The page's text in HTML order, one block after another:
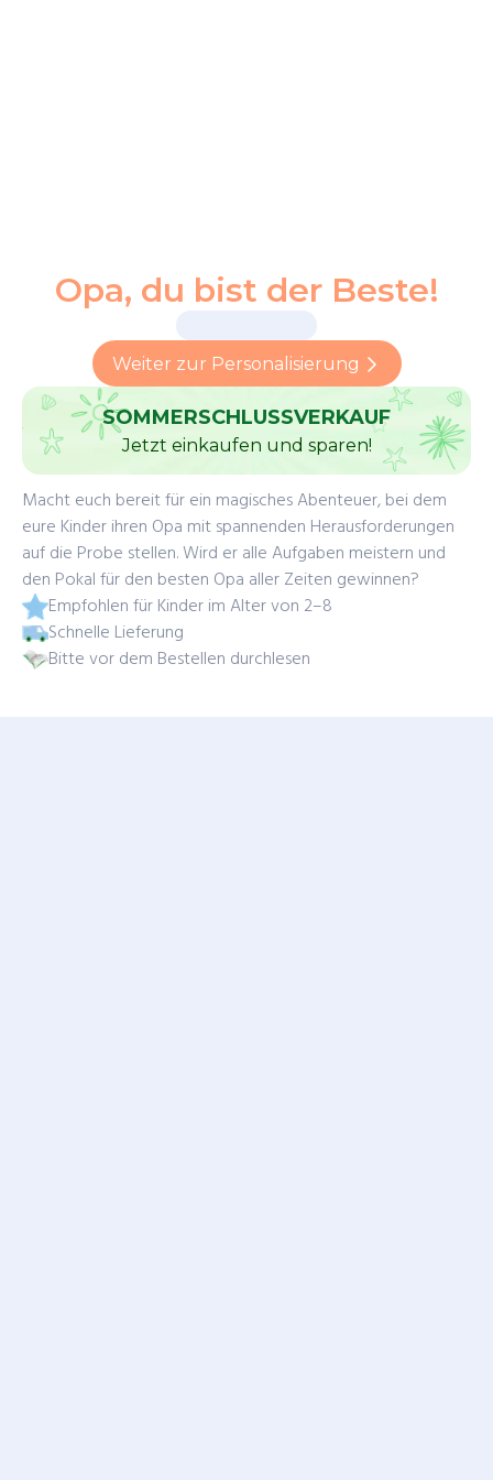
Opa, du bist der Beste!
Weiter zur Personalisierung
SOMMERSCHLUSSVERKAUF
Jetzt einkaufen und sparen!
Macht euch bereit für ein magisches Abenteuer, bei dem
eure Kinder ihren Opa mit spannenden Herausforderungen
auf die Probe stellen. Wird er alle Aufgaben meistern und
den Pokal für den besten Opa aller Zeiten gewinnen?
Empfohlen für Kinder im Alter von 2–8
Schnelle Lieferung
Bitte vor dem Bestellen durchlesen